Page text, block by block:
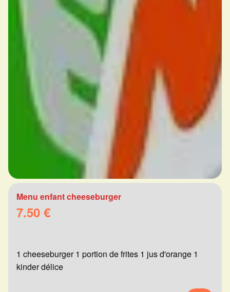
Menu enfant cheeseburger
7.50 €
1 cheeseburger 1 portion de frites 1 jus d'orange 1
kinder délice